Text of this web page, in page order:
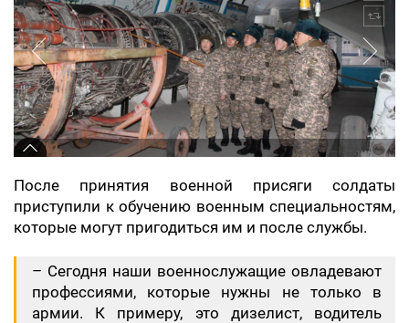
После принятия военной присяги солдаты
приступили к обучению военным специальностям,
которые могут пригодиться им и после службы.
– Сегодня наши военнослужащие овладевают
профессиями, которые нужны не только в
армии. К примеру, это дизелист, водитель